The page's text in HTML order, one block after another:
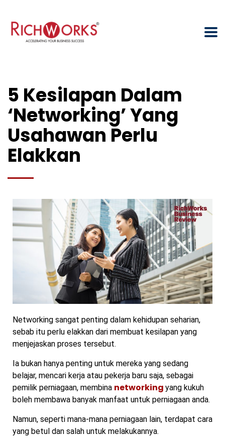
5 Kesilapan Dalam
‘Networking’ Yang
Usahawan Perlu
Elakkan
Networking sangat penting dalam kehidupan seharian,
sebab itu perlu elakkan dari membuat kesilapan yang
menjejaskan proses tersebut.
Ia bukan hanya penting untuk mereka yang sedang
belajar, mencari kerja atau pekerja baru saja, sebagai
pemilik perniagaan, membina networking yang kukuh
boleh membawa banyak manfaat untuk perniagaan anda.
Namun, seperti mana-mana perniagaan lain, terdapat cara
yang betul dan salah untuk melakukannya.